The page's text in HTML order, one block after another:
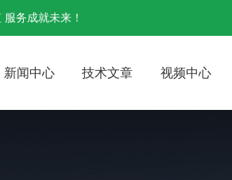
务成就未来！
新闻中心 技术文章 视频中心